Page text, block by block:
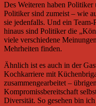
Des Weiteren haben
Politiker sind zumeist – wie
sie jedenfalls. Und ein
hinaus sind Politiker die
viele verschiedene
Mehrheiten finden.
Ähnlich ist es auch in der
Kochkarriere mit
zusammengearbeitet –
Kompromissbereitschaft
Diversität. So gesehen bin